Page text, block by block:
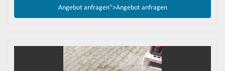
Angebot anfragen">Angebot anfragen